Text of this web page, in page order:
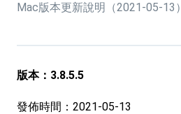
Mac版本更新說明（2021-05-13）
版本：3.8.5.5
發佈時間：2021-05-13